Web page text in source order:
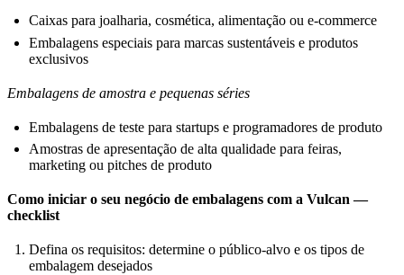
Caixas para joalharia, cosmética, alimentação ou e-commerce
Embalagens especiais para marcas sustentáveis e produtos
exclusivos
Embalagens de amostra e pequenas séries
Embalagens de teste para startups e programadores de produto
Amostras de apresentação de alta qualidade para feiras,
marketing ou pitches de produto
Como iniciar o seu negócio de embalagens com a Vulcan —
checklist
Defina os requisitos: determine o público-alvo e os tipos de
embalagem desejados